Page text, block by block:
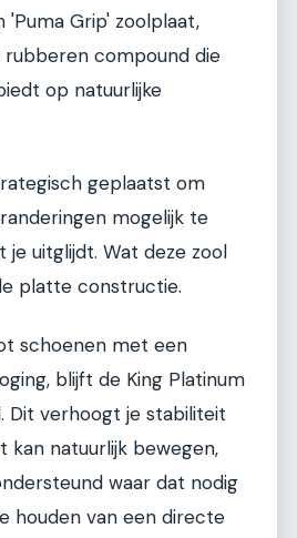
Grip' zoolplaat,
compound die
op natuurlijke
geplaatst om
mogelijk te
je uitglijdt. Wat deze zool
platte constructie.
schoenen met een
blijft de King Platinum
Dit verhoogt je stabiliteit
kan natuurlijk bewegen,
waar dat nodig
houden van een directe